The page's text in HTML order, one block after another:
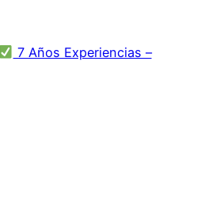
7 Años Experiencias –